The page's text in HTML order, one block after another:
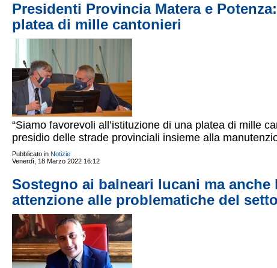
Presidenti Provincia Matera e
platea di mille cantonieri
“Siamo favorevoli all’istituzione di una platea di mille
presidio delle strade provinciali insieme alla
Pubblicato in Notizie
Venerdì, 18 Marzo 2022 16:12
Sostegno ai balneari lucani ma
attenzione alle problematiche del